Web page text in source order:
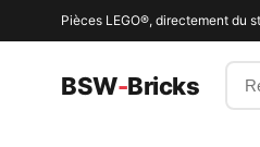
Pièces LEGO®, directement du
BSW-Bricks